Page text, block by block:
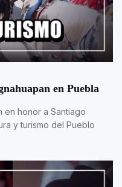
en Puebla
en honor a Santiago
y turismo del Pueblo